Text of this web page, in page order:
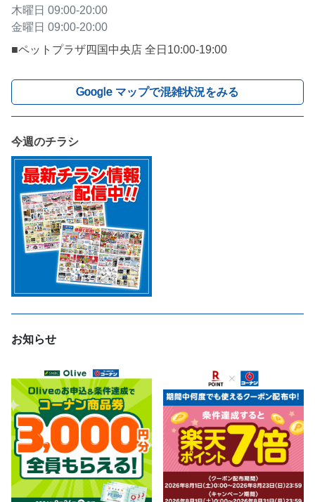
木曜日 09:00-20:00
金曜日 09:00-20:00
■ペットプラザ四国中央店 全日10:00-19:00
Google マップで混雑状況をみる
今週のチラシ
お知らせ